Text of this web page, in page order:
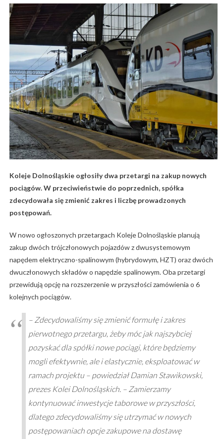
Koleje Dolnośląskie ogłosiły dwa przetargi na zakup nowych
pociągów. W przeciwieństwie do poprzednich, spółka
zdecydowała się zmienić zakres i liczbę prowadzonych
postępowań.
W nowo ogłoszonych przetargach Koleje Dolnośląskie planują
zakup dwóch trójczłonowych pojazdów z dwusystemowym
napędem elektryczno-spalinowym (hybrydowym, HZT) oraz dwóch
dwuczłonowych składów o napędzie spalinowym. Oba przetargi
przewidują opcję na rozszerzenie w przyszłości zamówienia o 6
kolejnych pociągów.
– Zdecydowaliśmy się zmienić formułę i zakres
pierwotnego przetargu, żeby móc jak najszybciej
pozyskać dla spółki nowe pociągi, które będziemy
mogli efektywnie, ale i elastycznie, eksploatować w
ramach projektu – powiedział Damian Stawikowski,
prezes Kolei Dolnośląskich. – Zamierzamy
kontynuować inwestycje taborowe w przyszłości,
dlatego zdecydowaliśmy się utrzymać w nowych
postępowaniach opcje zakupowe na dostawę